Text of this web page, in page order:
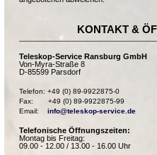
KONTAKT &
Teleskop-Service Ransburg GmbH
Von-Myra-Straße 8
D-85599 Parsdorf
Telefon: +49 (0) 89-9922875-0
Fax:       +49 (0) 89-9922875-99
Email: info@teleskop-service.de
Telefonische Öffnungszeiten:
Montag bis Freitag:
09.00 - 12.00 / 13.00 - 16.00 Uhr